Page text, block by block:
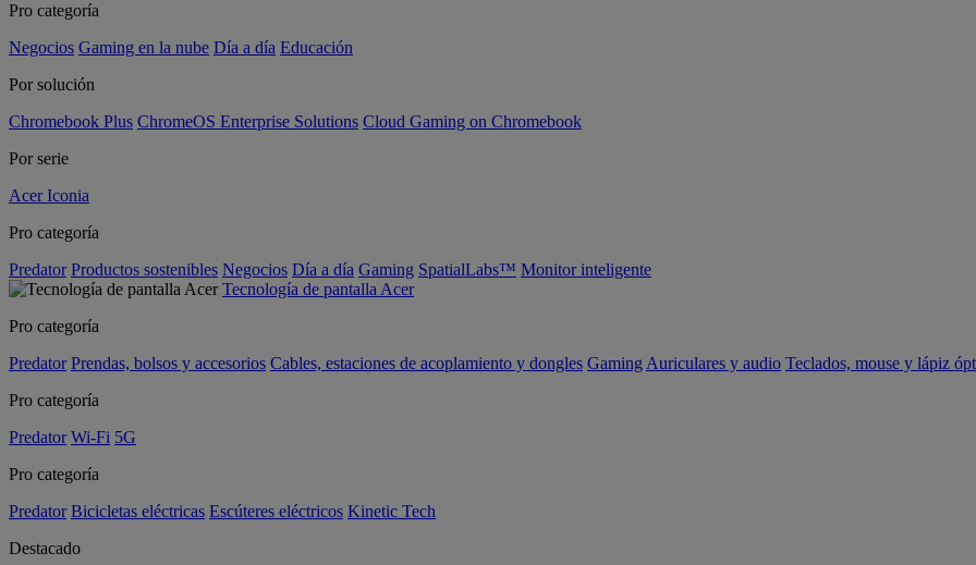
Pro categoría
Negocios Gaming en la nube Día a día Educación
Por solución
Chromebook Plus ChromeOS Enterprise Solutions Cloud Gaming on Chromebook
Por serie
Acer Iconia
Pro categoría
Predator Productos sostenibles Negocios Día a día Gaming SpatialLabs™ Monitor inteligente
Tecnología de pantalla Acer
Pro categoría
Predator Prendas, bolsos y accesorios Cables, estaciones de acoplamiento y dongles Gaming Auriculares y audio Teclados, mouse y lápiz
Pro categoría
Predator Wi-Fi 5G
Pro categoría
Predator Bicicletas eléctricas Escúteres eléctricos Kinetic Tech
Destacado